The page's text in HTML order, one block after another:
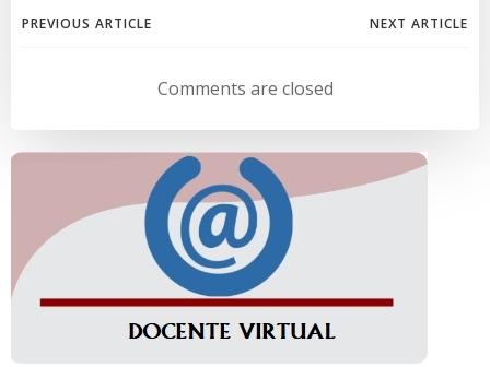
Navegación
entradas
PREVIOUS ARTICLE
Navegación
de
entradas
NEXT ARTICLE
Comments are closed